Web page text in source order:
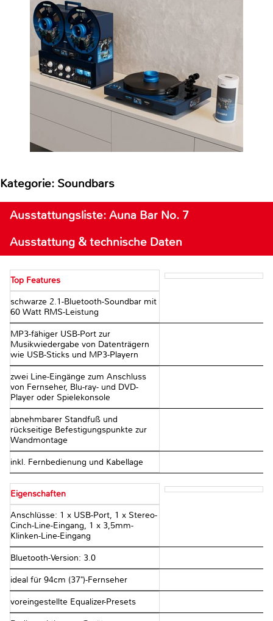
Kategorie: Soundbars
Ausstattungsliste: Auna Bar No. 7
Ausstattung & technische Daten
Top Features
schwarze 2.1-Bluetooth-Soundbar mit
60 Watt RMS-Leistung
MP3-fähiger USB-Port zur
Musikwiedergabe von Datenträgern
wie USB-Sticks und MP3-Playern
zwei Line-Eingänge zum Anschluss
von Fernseher, Blu-ray- und DVD-
Player oder Spielekonsole
abnehmbarer Standfuß und
rückseitige Befestigungspunkte zur
Wandmontage
inkl. Fernbedienung und Kabellage
Eigenschaften
Anschlüsse: 1 x USB-Port, 1 x Stereo-
Cinch-Line-Eingang, 1 x 3,5mm-
Klinken-Line-Eingang
Bluetooth-Version: 3.0
ideal für 94cm (37")-Fernseher
voreingestellte Equalizer-Presets